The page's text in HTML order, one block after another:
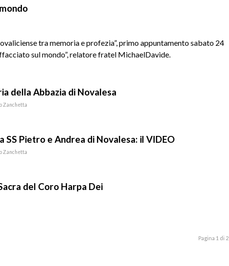
tra memoria e profezia”, primo appuntamento sabato 24
sul mondo”, relatore fratel MichaelDavide.
della Abbazia di Novalesa
Zanchetta
SS Pietro e Andrea di Novalesa: il VIDEO
Zanchetta
del Coro Harpa Dei
Pagina 1 di 2